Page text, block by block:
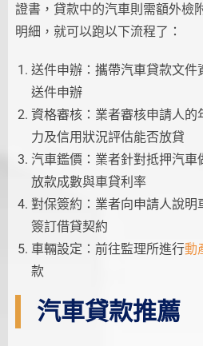
證書，貸款中的汽車則需額外檢
明細，就可以跑以下流程了：
送件申辦：攜帶汽車貸款文件
送件申辦
資格審核：業者審核申請人的
力及信用狀況評估能否放貸
汽車鑑價：業者針對抵押汽車
放款成數與車貸利率
對保簽約：業者向申請人說明
簽訂借貸契約
車輛設定：前往監理所進行動
款
汽車貸款推薦